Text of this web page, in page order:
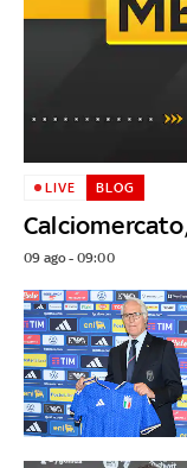
LIVE BLOG
09 ago - 09:00